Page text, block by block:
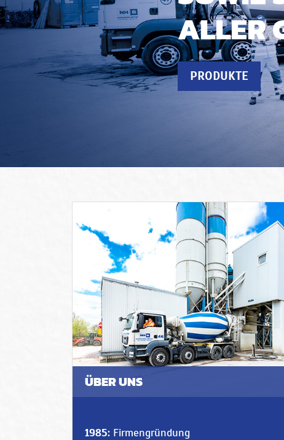
ALLER
PRODUKTE
ÜBER UNS
1985: Firmengründung